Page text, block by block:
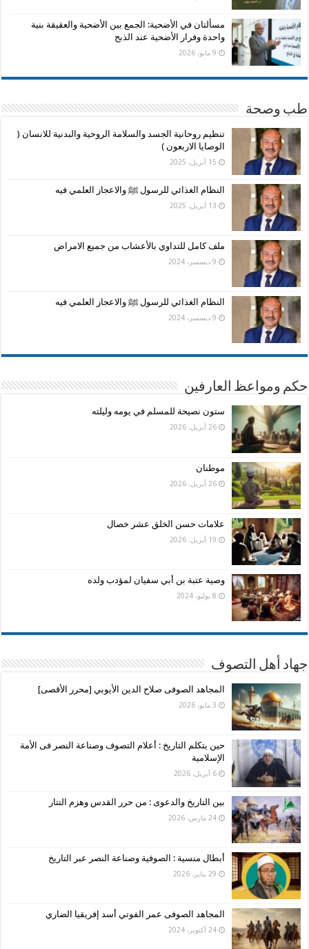
مسألتان في الأضحية: الجمع بين الأضحية والعقيقة بنية
واحدة وفرار الأضحية عند الذبح
9 مايو، 2026
طب وصحة
تنظيم روحانية الجسد والسلامة الروحية والبدنية للانسان (
الوصايا الاربعون )
15 أبريل، 2025
النظام الغذائي للرسول ﷺ والاعجاز العلمي فيه
13 أبريل، 2025
ملف كامل للتداوي بالأعشاب من جميع الامراض
9 ديسمبر، 2024
النظام الغذائي للرسول ﷺ والاعجاز العلمي فيه
9 ديسمبر، 2024
حكم ومواعظ العارفين
ستون نصيحة للمسلم في يومه وليلته
26 أبريل، 2026
موطنان
26 أبريل، 2026
علامات حسن الخلق عشر خصال
19 أبريل، 2026
وصية عتبة بن أبي سفيان لمؤدب ولده
8 يوليو، 2024
جهاد أهل التصوف
المجاهد الصوفى صلاح الدين الأيوبي [محرر الأقصى]
3 مايو، 2026
حين يتكلم التاريخ : أعلام التصوف وصناعة النصر فى الأمة
الإسلامية
6 أبريل، 2026
بين التاريخ والدعوى : من حرر القدس وهزم التتار
24 مارس، 2026
أبطال منسية : الصوفية وصناعة النصر عبر التاريخ
29 يناير، 2026
المجاهد الصوفى عمر الفوتي أسد إفريقيا الضاري
24 أكتوبر، 2024